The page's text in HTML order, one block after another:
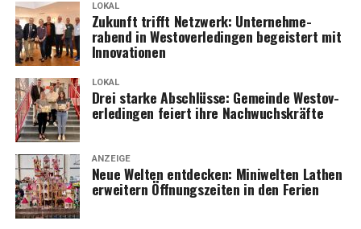
LOKAL
Zukunft trifft Netz­werk: Unter­neh­me­
rabend in Wes­t­ov­er­le­din­gen begeis­tert mit
Innovationen
LOKAL
Drei star­ke Abschlüs­se: Gemein­de Wes­t­ov­
er­le­din­gen fei­ert ihre Nachwuchskräfte
ANZEIGE
Neue Wel­ten ent­de­cken: Mini­wel­ten Lathen
erwei­tern Öff­nungs­zei­ten in den Ferien